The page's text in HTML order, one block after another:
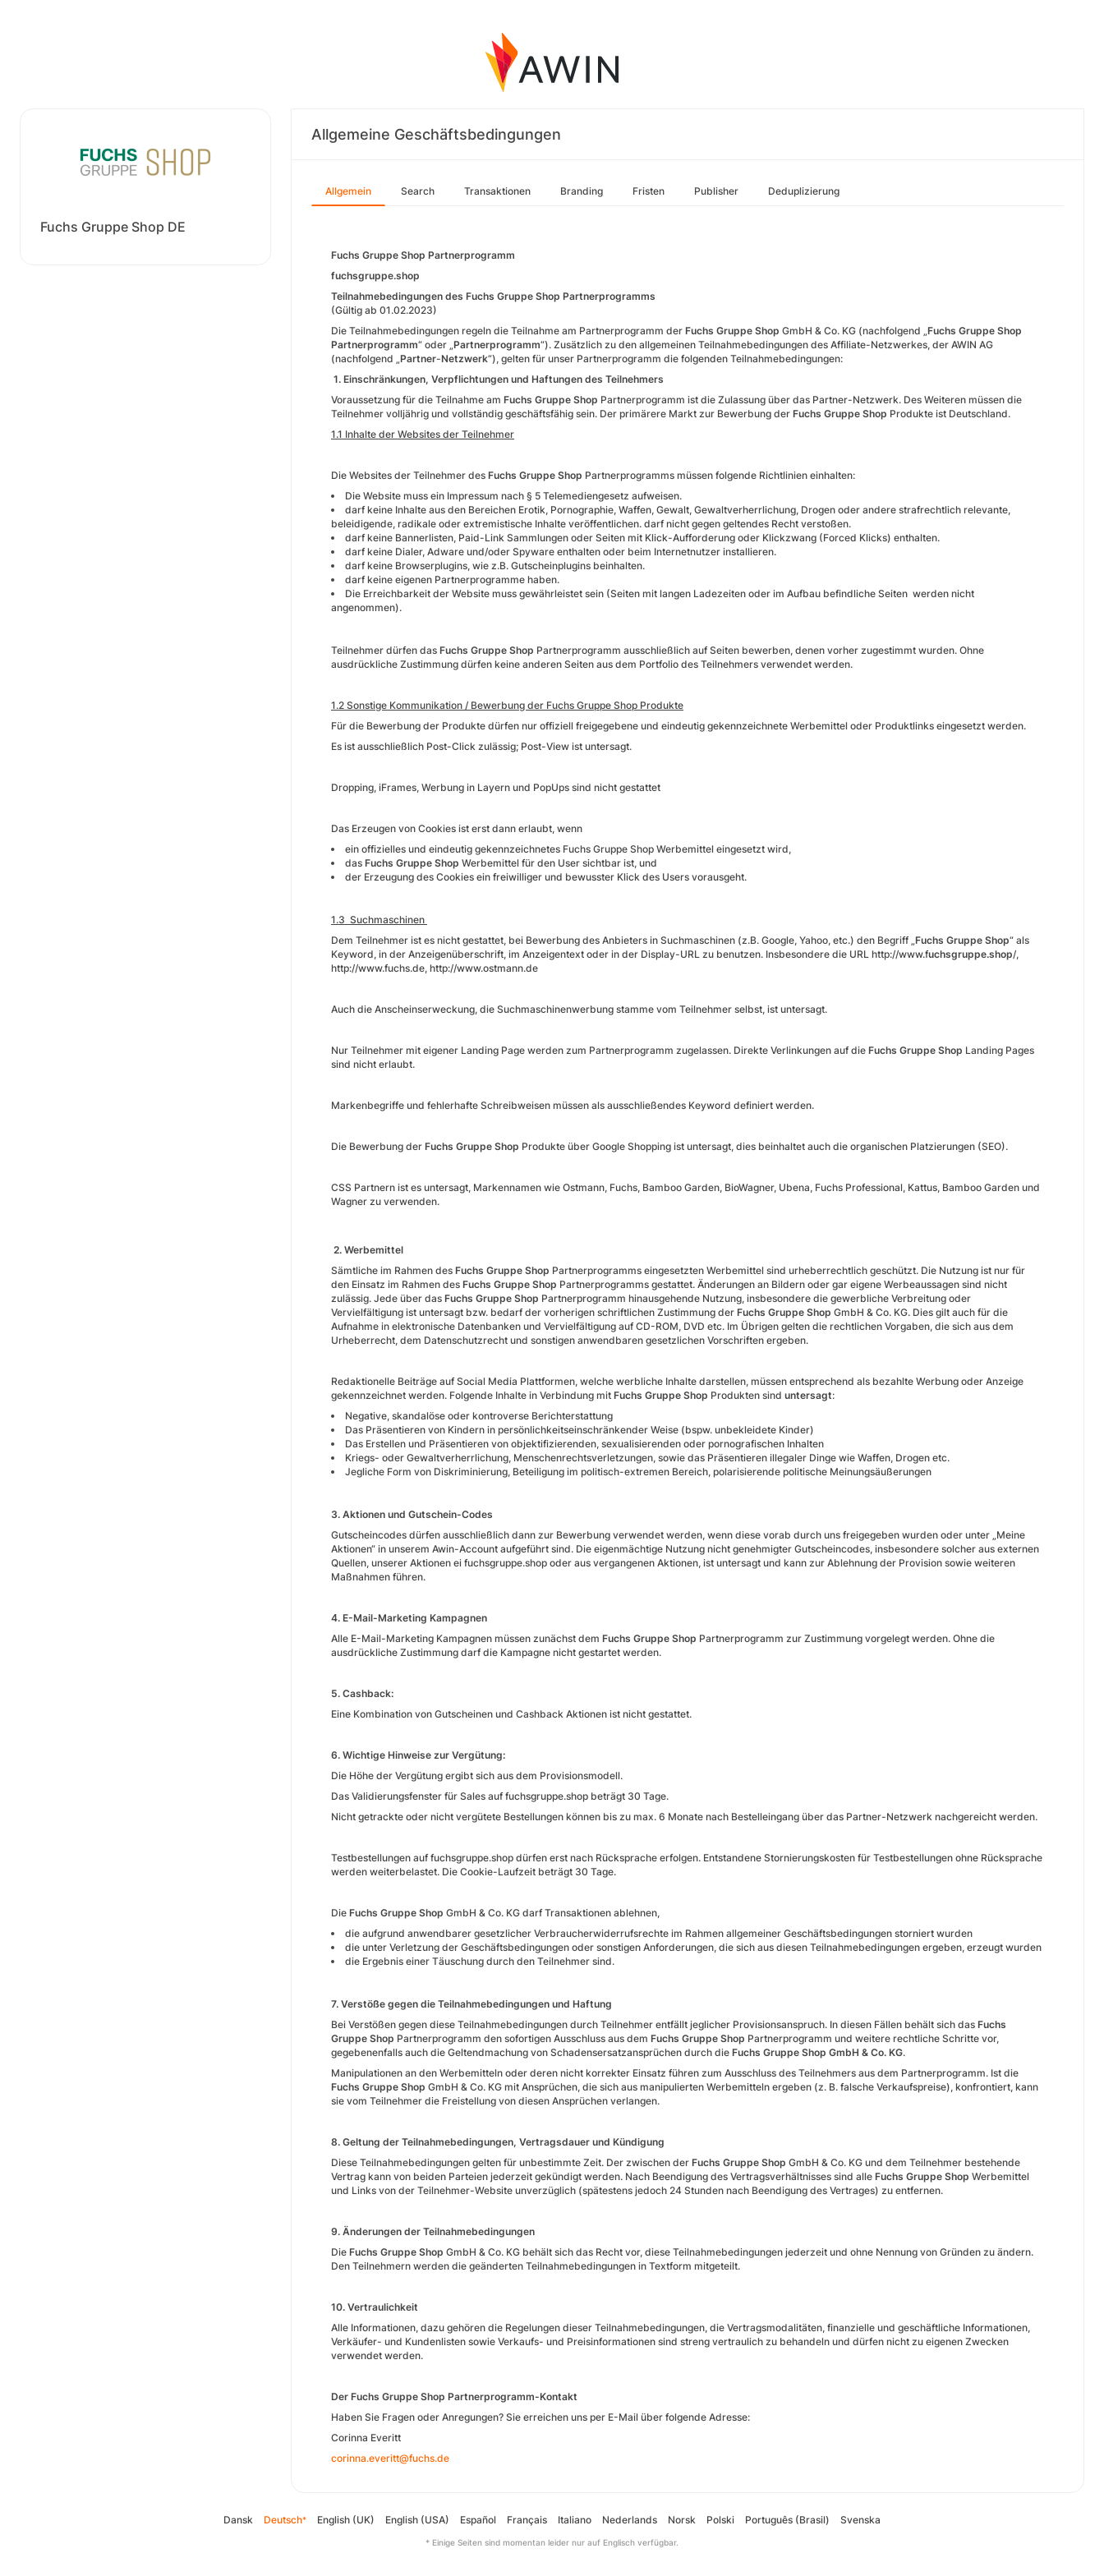
Fuchs Gruppe Shop DE
Allgemeine Geschäftsbedingungen
Allgemein Search Transaktionen Branding Fristen Publisher Deduplizierung
Fuchs Gruppe Shop Partnerprogramm
fuchsgruppe.shop
Teilnahmebedingungen des Fuchs Gruppe Shop Partnerprogramms
(Gültig ab 01.02.2023)
Die Teilnahmebedingungen regeln die Teilnahme am Partnerprogramm der Fuchs Gruppe Shop GmbH & Co. KG (nachfolgend „Fuchs Gruppe Shop
Partnerprogramm“ oder „Partnerprogramm“). Zusätzlich zu den allgemeinen Teilnahmebedingungen des Affiliate-Netzwerkes, der AWIN AG
(nachfolgend „Partner-Netzwerk“), gelten für unser Partnerprogramm die folgenden Teilnahmebedingungen:
1. Einschränkungen, Verpflichtungen und Haftungen des Teilnehmers
Voraussetzung für die Teilnahme am Fuchs Gruppe Shop Partnerprogramm ist die Zulassung über das Partner-Netzwerk. Des Weiteren müssen die
Teilnehmer volljährig und vollständig geschäftsfähig sein. Der primärere Markt zur Bewerbung der Fuchs Gruppe Shop Produkte ist Deutschland.
1.1 Inhalte der Websites der Teilnehmer
Die Websites der Teilnehmer des Fuchs Gruppe Shop Partnerprogramms müssen folgende Richtlinien einhalten:
Die Website muss ein Impressum nach § 5 Telemediengesetz aufweisen.
darf keine Inhalte aus den Bereichen Erotik, Pornographie, Waffen, Gewalt, Gewaltverherrlichung, Drogen oder andere strafrechtlich relevante,
beleidigende, radikale oder extremistische Inhalte veröffentlichen. darf nicht gegen geltendes Recht verstoßen.
darf keine Bannerlisten, Paid-Link Sammlungen oder Seiten mit Klick-Aufforderung oder Klickzwang (Forced Klicks) enthalten.
darf keine Dialer, Adware und/oder Spyware enthalten oder beim Internetnutzer installieren.
darf keine Browserplugins, wie z.B. Gutscheinplugins beinhalten.
darf keine eigenen Partnerprogramme haben.
Die Erreichbarkeit der Website muss gewährleistet sein (Seiten mit langen Ladezeiten oder im Aufbau befindliche Seiten werden nicht
angenommen).
Teilnehmer dürfen das Fuchs Gruppe Shop Partnerprogramm ausschließlich auf Seiten bewerben, denen vorher zugestimmt wurden. Ohne
ausdrückliche Zustimmung dürfen keine anderen Seiten aus dem Portfolio des Teilnehmers verwendet werden.
1.2 Sonstige Kommunikation / Bewerbung der Fuchs Gruppe Shop Produkte
Für die Bewerbung der Produkte dürfen nur offiziell freigegebene und eindeutig gekennzeichnete Werbemittel oder Produktlinks eingesetzt werden.
Es ist ausschließlich Post-Click zulässig; Post-View ist untersagt.
Dropping, iFrames, Werbung in Layern und PopUps sind nicht gestattet
Das Erzeugen von Cookies ist erst dann erlaubt, wenn
ein offizielles und eindeutig gekennzeichnetes Fuchs Gruppe Shop Werbemittel eingesetzt wird,
das Fuchs Gruppe Shop Werbemittel für den User sichtbar ist, und
der Erzeugung des Cookies ein freiwilliger und bewusster Klick des Users vorausgeht.
1.3 Suchmaschinen
Dem Teilnehmer ist es nicht gestattet, bei Bewerbung des Anbieters in Suchmaschinen (z.B. Google, Yahoo, etc.) den Begriff „Fuchs Gruppe Shop“ als
Keyword, in der Anzeigenüberschrift, im Anzeigentext oder in der Display-URL zu benutzen. Insbesondere die URL http://www.fuchsgruppe.shop/,
http://www.fuchs.de, http://www.ostmann.de
Auch die Anscheinserweckung, die Suchmaschinenwerbung stamme vom Teilnehmer selbst, ist untersagt.
Nur Teilnehmer mit eigener Landing Page werden zum Partnerprogramm zugelassen. Direkte Verlinkungen auf die Fuchs Gruppe Shop Landing Pages
sind nicht erlaubt.
Markenbegriffe und fehlerhafte Schreibweisen müssen als ausschließendes Keyword definiert werden.
Die Bewerbung der Fuchs Gruppe Shop Produkte über Google Shopping ist untersagt, dies beinhaltet auch die organischen Platzierungen (SEO).
CSS Partnern ist es untersagt, Markennamen wie Ostmann, Fuchs, Bamboo Garden, BioWagner, Ubena, Fuchs Professional, Kattus, Bamboo Garden und
Wagner zu verwenden.
2. Werbemittel
Sämtliche im Rahmen des Fuchs Gruppe Shop Partnerprogramms eingesetzten Werbemittel sind urheberrechtlich geschützt. Die Nutzung ist nur für
den Einsatz im Rahmen des Fuchs Gruppe Shop Partnerprogramms gestattet. Änderungen an Bildern oder gar eigene Werbeaussagen sind nicht
zulässig. Jede über das Fuchs Gruppe Shop Partnerprogramm hinausgehende Nutzung, insbesondere die gewerbliche Verbreitung oder
Vervielfältigung ist untersagt bzw. bedarf der vorherigen schriftlichen Zustimmung der Fuchs Gruppe Shop GmbH & Co. KG. Dies gilt auch für die
Aufnahme in elektronische Datenbanken und Vervielfältigung auf CD-ROM, DVD etc. Im Übrigen gelten die rechtlichen Vorgaben, die sich aus dem
Urheberrecht, dem Datenschutzrecht und sonstigen anwendbaren gesetzlichen Vorschriften ergeben.
Redaktionelle Beiträge auf Social Media Plattformen, welche werbliche Inhalte darstellen, müssen entsprechend als bezahlte Werbung oder Anzeige
gekennzeichnet werden. Folgende Inhalte in Verbindung mit Fuchs Gruppe Shop Produkten sind untersagt:
Negative, skandalöse oder kontroverse Berichterstattung
Das Präsentieren von Kindern in persönlichkeitseinschränkender Weise (bspw. unbekleidete Kinder)
Das Erstellen und Präsentieren von objektifizierenden, sexualisierenden oder pornografischen Inhalten
Kriegs- oder Gewaltverherrlichung, Menschenrechtsverletzungen, sowie das Präsentieren illegaler Dinge wie Waffen, Drogen etc.
Jegliche Form von Diskriminierung, Beteiligung im politisch-extremen Bereich, polarisierende politische Meinungsäußerungen
3. Aktionen und Gutschein-Codes
Gutscheincodes dürfen ausschließlich dann zur Bewerbung verwendet werden, wenn diese vorab durch uns freigegeben wurden oder unter „Meine
Aktionen“ in unserem Awin-Account aufgeführt sind. Die eigenmächtige Nutzung nicht genehmigter Gutscheincodes, insbesondere solcher aus externen
Quellen, unserer Aktionen ei fuchsgruppe.shop oder aus vergangenen Aktionen, ist untersagt und kann zur Ablehnung der Provision sowie weiteren
Maßnahmen führen.
4. E-Mail-Marketing Kampagnen
Alle E-Mail-Marketing Kampagnen müssen zunächst dem Fuchs Gruppe Shop Partnerprogramm zur Zustimmung vorgelegt werden. Ohne die
ausdrückliche Zustimmung darf die Kampagne nicht gestartet werden.
5. Cashback:
Eine Kombination von Gutscheinen und Cashback Aktionen ist nicht gestattet.
6. Wichtige Hinweise zur Vergütung:
Die Höhe der Vergütung ergibt sich aus dem Provisionsmodell.
Das Validierungsfenster für Sales auf fuchsgruppe.shop beträgt 30 Tage.
Nicht getrackte oder nicht vergütete Bestellungen können bis zu max. 6 Monate nach Bestelleingang über das Partner-Netzwerk nachgereicht werden.
Testbestellungen auf fuchsgruppe.shop dürfen erst nach Rücksprache erfolgen. Entstandene Stornierungskosten für Testbestellungen ohne Rücksprache
werden weiterbelastet. Die Cookie-Laufzeit beträgt 30 Tage.
Die Fuchs Gruppe Shop GmbH & Co. KG darf Transaktionen ablehnen,
die aufgrund anwendbarer gesetzlicher Verbraucherwiderrufsrechte im Rahmen allgemeiner Geschäftsbedingungen storniert wurden
die unter Verletzung der Geschäftsbedingungen oder sonstigen Anforderungen, die sich aus diesen Teilnahmebedingungen ergeben, erzeugt wurden
die Ergebnis einer Täuschung durch den Teilnehmer sind.
7. Verstöße gegen die Teilnahmebedingungen und Haftung
Bei Verstößen gegen diese Teilnahmebedingungen durch Teilnehmer entfällt jeglicher Provisionsanspruch. In diesen Fällen behält sich das Fuchs
Gruppe Shop Partnerprogramm den sofortigen Ausschluss aus dem Fuchs Gruppe Shop Partnerprogramm und weitere rechtliche Schritte vor,
gegebenenfalls auch die Geltendmachung von Schadensersatzansprüchen durch die Fuchs Gruppe Shop GmbH & Co. KG.
Manipulationen an den Werbemitteln oder deren nicht korrekter Einsatz führen zum Ausschluss des Teilnehmers aus dem Partnerprogramm. Ist die
Fuchs Gruppe Shop GmbH & Co. KG mit Ansprüchen, die sich aus manipulierten Werbemitteln ergeben (z. B. falsche Verkaufspreise), konfrontiert, kann
sie vom Teilnehmer die Freistellung von diesen Ansprüchen verlangen.
8. Geltung der Teilnahmebedingungen, Vertragsdauer und Kündigung
Diese Teilnahmebedingungen gelten für unbestimmte Zeit. Der zwischen der Fuchs Gruppe Shop GmbH & Co. KG und dem Teilnehmer bestehende
Vertrag kann von beiden Parteien jederzeit gekündigt werden. Nach Beendigung des Vertragsverhältnisses sind alle Fuchs Gruppe Shop Werbemittel
und Links von der Teilnehmer-Website unverzüglich (spätestens jedoch 24 Stunden nach Beendigung des Vertrages) zu entfernen.
9. Änderungen der Teilnahmebedingungen
Die Fuchs Gruppe Shop GmbH & Co. KG behält sich das Recht vor, diese Teilnahmebedingungen jederzeit und ohne Nennung von Gründen zu ändern.
Den Teilnehmern werden die geänderten Teilnahmebedingungen in Textform mitgeteilt.
10. Vertraulichkeit
Alle Informationen, dazu gehören die Regelungen dieser Teilnahmebedingungen, die Vertragsmodalitäten, finanzielle und geschäftliche Informationen,
Verkäufer- und Kundenlisten sowie Verkaufs- und Preisinformationen sind streng vertraulich zu behandeln und dürfen nicht zu eigenen Zwecken
verwendet werden.
Der Fuchs Gruppe Shop Partnerprogramm-Kontakt
Haben Sie Fragen oder Anregungen? Sie erreichen uns per E-Mail über folgende Adresse:
Corinna Everitt
corinna.everitt@fuchs.de
Dansk Deutsch* English (UK) English (USA) Español Français Italiano Nederlands Norsk Polski Português (Brasil) Svenska
* Einige Seiten sind momentan leider nur auf Englisch verfügbar.